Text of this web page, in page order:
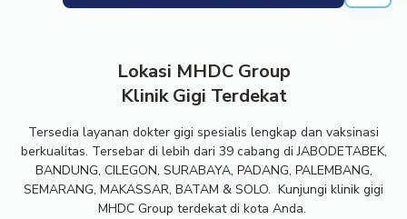
Lokasi MHDC Group
Klinik Gigi Terdekat
Tersedia layanan dokter gigi spesialis lengkap dan vaksinasi
berkualitas. Tersebar di lebih dari 39 cabang di JABODETABEK,
BANDUNG, CILEGON, SURABAYA, PADANG, PALEMBANG,
SEMARANG, MAKASSAR, BATAM & SOLO. Kunjungi klinik gigi
MHDC Group terdekat di kota Anda.